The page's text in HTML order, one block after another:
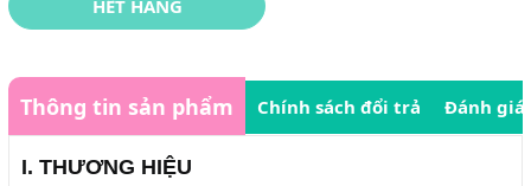
HẾT HÀNG
Thông tin sản phẩm Chính sách đổi trả Đánh giá
I. THƯƠNG HIỆU